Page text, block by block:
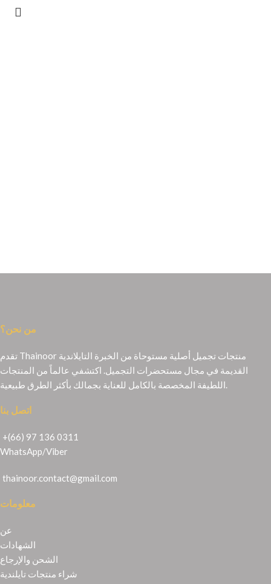
من نحن؟
تقدم Thainoor منتجات تجميل أصلية مستوحاة من الخبرة التايلاندية
القديمة في مجال مستحضرات التجميل. اكتشفي عالماً من المنتجات
اللطيفة المخصصة بالكامل للعناية بجمالك بأكثر الطرق طبيعية.
اتصل بنا
+(66) 97 136 0311
WhatsApp/Viber
thainoor.contact@gmail.com
معلومات
عن
الشهادات
الشحن والإرجاع
شراء منتجات تايلندية